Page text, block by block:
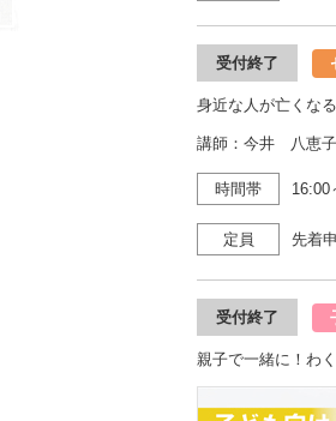
受付終了
身近な人が亡くな
講師：今井 八恵
時間帯 16:00
定員 先着
受付終了
親子で一緒に！わ